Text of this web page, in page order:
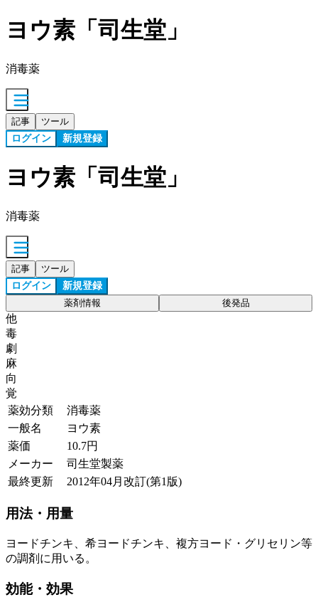
ヨウ素「司生堂」
消毒薬
記事 ツール
ログイン 新規登録
ヨウ素「司生堂」
消毒薬
記事 ツール
ログイン 新規登録
薬剤情報 後発品
他
毒
劇
麻
向
覚
薬効分類
消毒薬
一般名
ヨウ素
薬価
10.7円
メーカー
司生堂製薬
最終更新
2012年04月改訂(第1版)
用法・用量
ヨードチンキ、希ヨードチンキ、複方ヨード・グリセリン等
の調剤に用いる。
効能・効果